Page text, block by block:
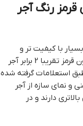
قرمز رنگ آجر
با کیفیت تر و
محکم تر می باشد، همچنین قیمت آجر لفتون قرمز تقریبا 2 برابر آجر
استعلامات گرفته شده
و نمای سازه از آجر
دارند و در